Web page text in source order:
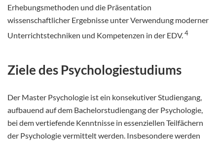
Erhebungsmethoden und die Präsentation
wissenschaftlicher Ergebnisse unter Verwendung moderner
Unterrichtstechniken und Kompetenzen in der EDV.4
Ziele des Psychologiestudiums
Der Master Psychologie ist ein konsekutiver Studiengang,
aufbauend auf dem Bachelorstudiengang der Psychologie,
bei dem vertiefende Kenntnisse in essenziellen Teilfächern
der Psychologie vermittelt werden. Insbesondere werden